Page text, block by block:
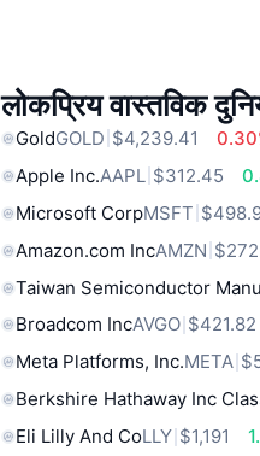
लोकप्रिय वास्तविक
GoldGOLD $4,239.41
Apple Inc.AAPL $312.45
Microsoft CorpMSFT
Amazon.com IncAMZN
Taiwan Semiconductor
Broadcom IncAVGO $421.82
Meta Platforms, Inc.META
Berkshire Hathaway Inc
Eli Lilly And CoLLY $1,191